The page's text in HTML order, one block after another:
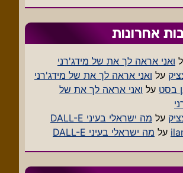
אחרונות
ואני אראה לך את של מידג'רני
על ואני אראה לך את של מידג'רני
בסט על ואני אראה לך את של
על מה ישראלי בעיני DALL-E
על מה ישראלי בעיני DALL-E